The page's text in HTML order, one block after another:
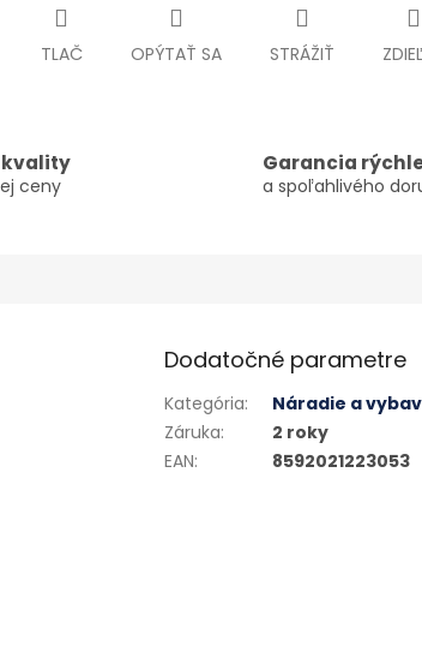
TLAČ OPÝTAŤ SA STRÁŽIŤ
kvality
ceny
Garancia
a spoľahlivého
Dodatočné parametre
Kategória:
Náradie a
Záruka:
2 roky
EAN: 8592021223053